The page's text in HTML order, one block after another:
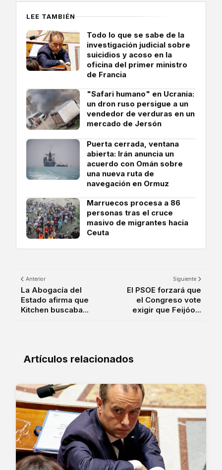
LEE TAMBIÉN
Todo lo que se sabe de la
investigación judicial sobre
suicidios y acoso en la
oficina del primer ministro
de Francia
"Safari humano" en Ucrania:
un dron ruso persigue a un
vendedor de verduras en un
mercado de Jersón
Puerta cerrada, ventana
abierta: Irán anuncia un
acuerdo con Omán sobre
una nueva ruta de
navegación en Ormuz
Marruecos procesa a 86
personas tras el cruce
masivo de migrantes hacia
Ceuta
Anterior
La Abogacía del
Estado afirma que
Kitchen buscaba...
Siguiente
El PSOE forzará que
el Congreso vote
exigir que Feijóo...
Artículos relacionados